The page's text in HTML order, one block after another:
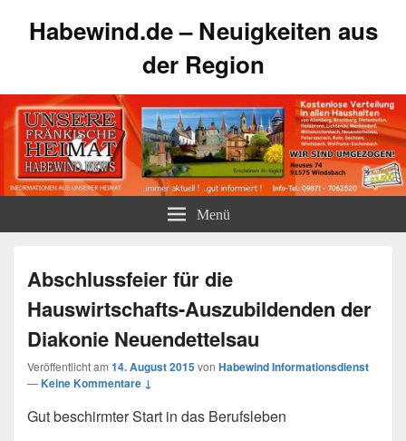
Habewind.de – Neuigkeiten aus
der Region
Menü
Abschlussfeier für die
Hauswirtschafts-Auszubildenden der
Diakonie Neuendettelsau
Veröffentlicht am 14. August 2015von Habewind Informationsdienst
—Keine Kommentare ↓
Gut beschirmter Start in das Berufsleben